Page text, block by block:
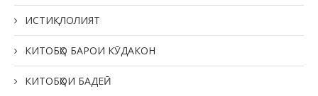
ИСТИҚЛОЛИЯТ
КИТОБҲО БАРОИ КӮДАКОН
КИТОБҲОИ БАДЕӢ